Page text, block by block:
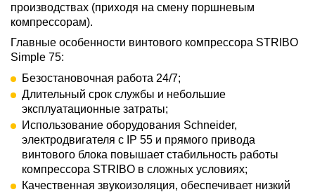
производствах (приходя на смену поршневым
компрессорам).
Главные особенности винтового компрессора STRIBO
Simple 75:
Безостановочная работа 24/7;
Длительный срок службы и небольшие
эксплуатационные затраты;
Использование оборудования Schneider,
электродвигателя с IP 55 и прямого привода
винтового блока повышает стабильность работы
компрессора STRIBO в сложных условиях;
Качественная звукоизоляция, обеспечивает низкий